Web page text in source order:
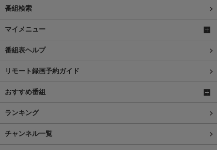
番組検索
マイメニュー
番組表ヘルプ
リモート録画予約ガイド
おすすめ番組
ランキング
チャンネル一覧